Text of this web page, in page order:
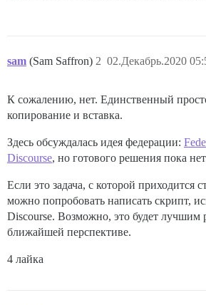
sam (Sam Saffron) 02.Декабрь.2020
2
К сожалению, нет. Единственный
копирование и вставка.
Здесь обсуждалась идея федерации:
Discourse, но готового решения пока
Если это задача, с которой приходится
можно попробовать написать скрипт,
Discourse. Возможно, это будет лучшим
ближайшей перспективе.
4 лайка